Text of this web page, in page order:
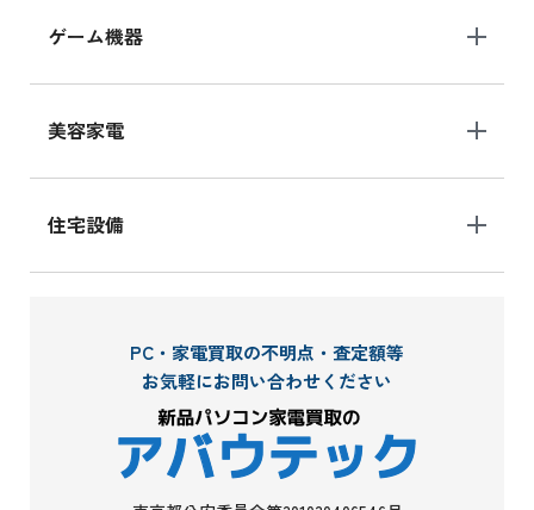
ゲーム機器
美容家電
住宅設備
PC・家電買取の不明点・査定額等
お気軽にお問い合わせください